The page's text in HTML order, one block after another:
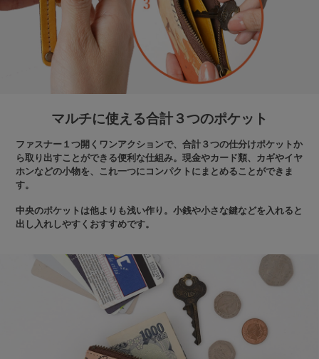
マルチに使える合計３つのポケット
ファスナー１つ開くワンアクションで、合計３つの仕分けポケットか
ら取り出すことができる便利な仕組み。現金やカード類、カギやイヤ
ホンなどの小物を、これ一つにコンパクトにまとめることができま
す。
中央のポケットは他よりも浅い作り。小銭や小さな鍵などを入れると
出し入れしやすくおすすめです。